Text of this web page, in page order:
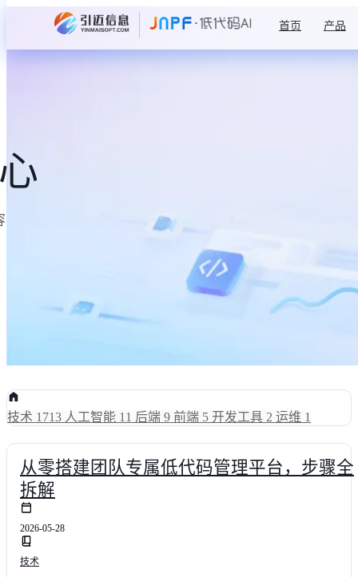
首页 产品
技术 1713 人工智能 11 后端 9 前端 5 开发工具 2 运维 1
从零搭建团队专属低代码管理平台，步骤全
拆解
2026-05-28
技术